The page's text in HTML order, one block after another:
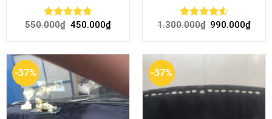
Rated4.70
550.000₫ 450.000₫ Rated 4.54
1.300.000₫ 990.000₫
-37% -37%